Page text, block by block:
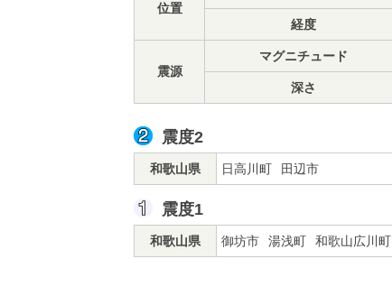
位置
経度
震源
マグニチュード
深さ
震度2
和歌山県 日高川町 田辺市
震度1
和歌山県 御坊市 湯浅町 和歌山広川町